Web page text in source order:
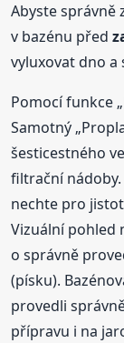
Abyste správně
v bazénu před
vyluxovat dno a
Pomocí funkce
Samotný
šesticestného
filtrační
nechte pro
Vizuální pohled
o správně
(písku).
provedli
přípravu i na